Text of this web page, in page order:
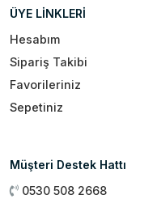
ÜYE LİNKLERİ
Hesabım
Sipariş Takibi
Favorileriniz
Sepetiniz
Müşteri Destek Hattı
0530 508 2668